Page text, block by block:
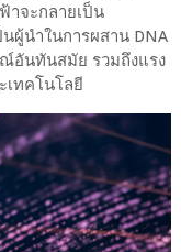
าจะกลายเป็น
ผู้นำในการผสาน DNA
อันทันสมัย รวมถึงแรง
เทคโนโลยี